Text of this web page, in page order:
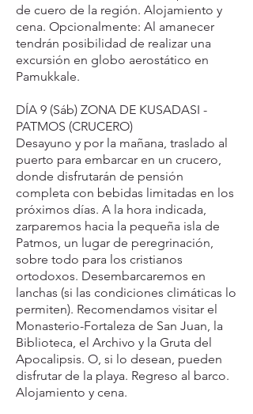
de cuero de la región. Alojamiento y
cena. Opcionalmente: Al amanecer
tendrán posibilidad de realizar una
excursión en globo aerostático en
Pamukkale.
DÍA 9 (Sáb) ZONA DE KUSADASI -
PATMOS (CRUCERO)
Desayuno y por la mañana, traslado al
puerto para embarcar en un crucero,
donde disfrutarán de pensión
completa con bebidas limitadas en los
próximos días. A la hora indicada,
zarparemos hacia la pequeña isla de
Patmos, un lugar de peregrinación,
sobre todo para los cristianos
ortodoxos. Desembarcaremos en
lanchas (si las condiciones climáticas lo
permiten). Recomendamos visitar el
Monasterio-Fortaleza de San Juan, la
Biblioteca, el Archivo y la Gruta del
Apocalipsis. O, si lo desean, pueden
disfrutar de la playa. Regreso al barco.
Alojamiento y cena.